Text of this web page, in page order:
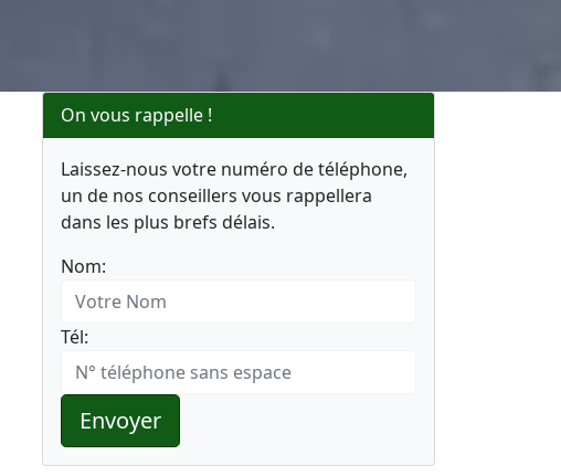
On vous rappelle !
Laissez-nous votre numéro de téléphone,
un de nos conseillers vous rappellera
dans les plus brefs délais.
Nom:
Tél:
Envoyer